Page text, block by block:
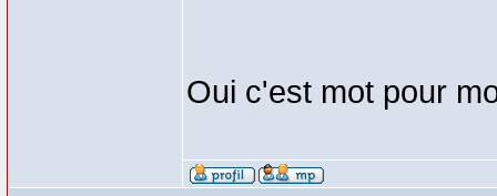
Oui c'est mot pour